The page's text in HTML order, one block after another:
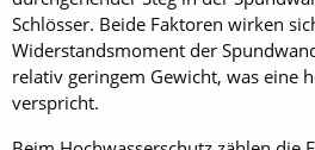
Schlösser. Beide Faktoren wirken
Widerstandsmoment der
relativ geringem Gewicht, was eine
verspricht.